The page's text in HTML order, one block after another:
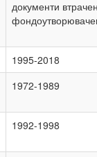
документи
1995-2018
1972-1989
1992-1998